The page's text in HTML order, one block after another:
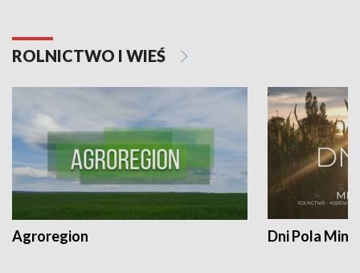
ROLNICTWO I WIEŚ
Agroregion Dni Pola